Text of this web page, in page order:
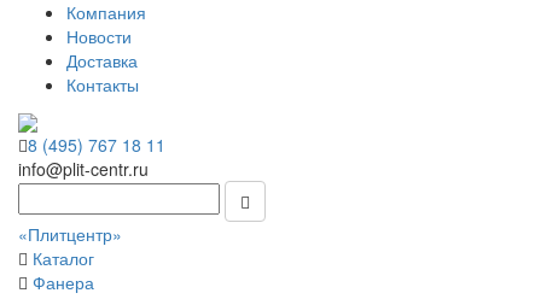
Компания
Новости
Доставка
Контакты
8 (495) 767 18 11
info@plit-centr.ru
«Плитцентр»
Каталог
Фанера